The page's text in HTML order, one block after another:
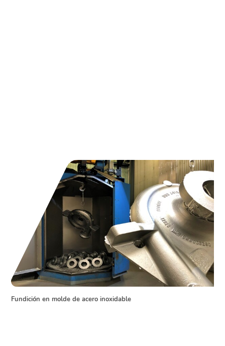
Fundición en molde de acero inoxidable